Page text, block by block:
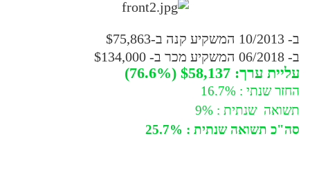
ב- 10/2013 המשקיע קנה ב-$75,863
ב- 06/2018 המשקיע מכר ב- $134,000
עליית ערך: $58,137 (76.6%)
החזר שנתי : 16.7%
תשואה שנתית : 9%
סה"כ תשואה שנתית : 25.7%